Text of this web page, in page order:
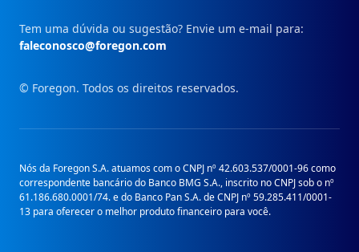
Tem uma dúvida ou sugestão? Envie um e-mail para:
faleconosco@foregon.com
© Foregon. Todos os direitos reservados.
Nós da Foregon S.A. atuamos com o CNPJ nº 42.603.537/0001-96 como
correspondente bancário do Banco BMG S.A., inscrito no CNPJ sob o nº
61.186.680.0001/74. e do Banco Pan S.A. de CNPJ nº 59.285.411/0001-
13 para oferecer o melhor produto financeiro para você.